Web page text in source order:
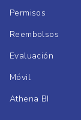
Permisos
Reembolsos
Evaluación
Móvil
Athena BI